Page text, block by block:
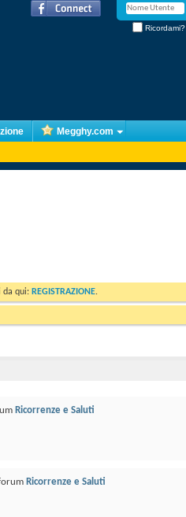
Ricordami?
Megghy.com
da qui: REGISTRAZIONE.
Ricorrenze e Saluti
Ricorrenze e Saluti